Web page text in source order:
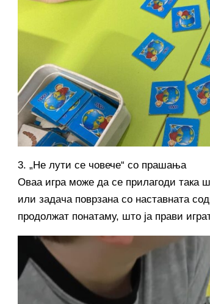
3. „Не лути се човече“ со прашања
Оваа игра може да се прилагоди така
или задача поврзана со наставната
продолжат понатаму, што ја прави